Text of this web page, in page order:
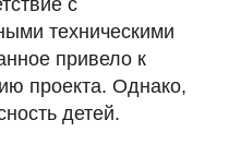
техническими
привело к
проекта. Однако,
детей.